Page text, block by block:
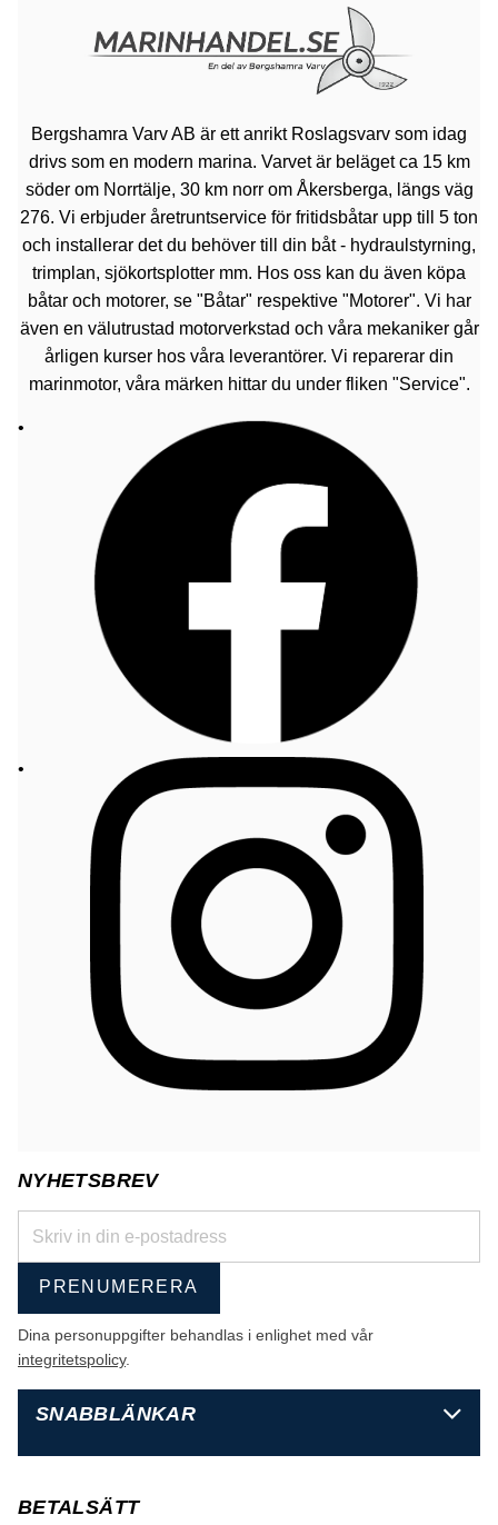
Bergshamra Varv AB är ett anrikt Roslagsvarv som idag
drivs som en modern marina. Varvet är beläget ca 15 km
söder om Norrtälje, 30 km norr om Åkersberga, längs väg
276. Vi erbjuder åretruntservice för fritidsbåtar upp till 5 ton
och installerar det du behöver till din båt - hydraulstyrning,
trimplan, sjökortsplotter mm. Hos oss kan du även köpa
båtar och motorer, se "Båtar" respektive "Motorer". Vi har
även en välutrustad motorverkstad och våra mekaniker går
årligen kurser hos våra leverantörer. Vi reparerar din
marinmotor, våra märken hittar du under fliken "Service".
NYHETSBREV
PRENUMERERA
Dina personuppgifter behandlas i enlighet med vår
integritetspolicy.
SNABBLÄNKAR
BETALSÄTT